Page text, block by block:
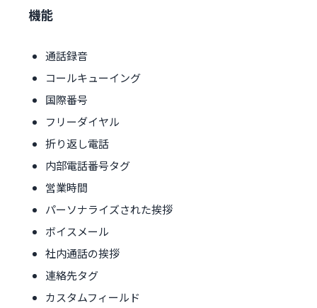
機能
通話録音
コールキューイング
国際番号
フリーダイヤル
折り返し電話
内部電話番号タグ
営業時間
パーソナライズされた挨拶
ボイスメール
社内通話の挨拶
連絡先タグ
カスタムフィールド